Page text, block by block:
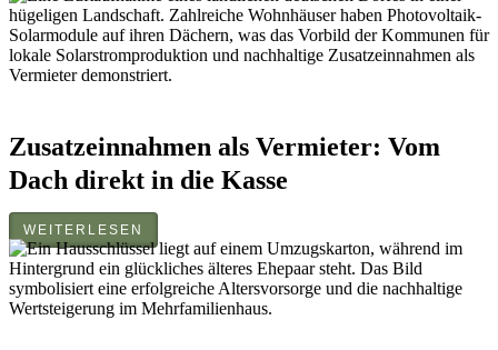
Zusatzeinnahmen als Vermieter: Vom
Dach direkt in die Kasse
WEITERLESEN